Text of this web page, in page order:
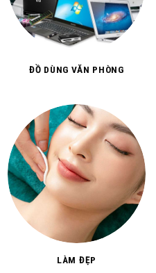
ĐỒ DÙNG VĂN PHÒNG
LÀM ĐẸP